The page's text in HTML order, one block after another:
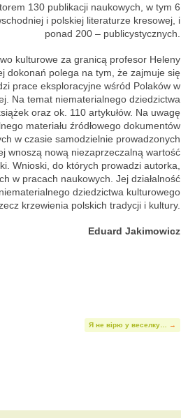
130 publikacji naukowych, w tym 6
i polskiej literaturze kresowej, i
ponad 200 – publicystycznych.
kulturowe za granicą profesor Heleny
dokonań polega na tym, że zajmuje się
prace eksploracyjne wśród Polaków w
Na temat niematerialnego dziedzictwa
oraz ok. 110 artykułów. Na uwagę
materiału źródłowego dokumentów
w czasie samodzielnie prowadzonych
wnoszą nową niezaprzeczalną wartość
Wnioski, do których prowadzi autorka,
w pracach naukowych. Jej działalność
dziedzictwa kulturowego
krzewienia polskich tradycji i kultury.
Eduard Jakimowicz
Я не вірю у веселку… →